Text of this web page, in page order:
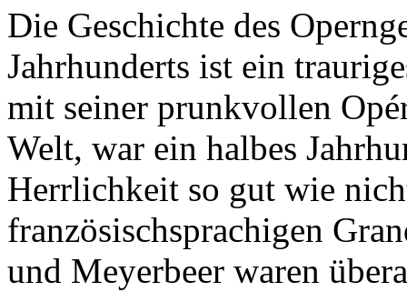
Die Geschichte des
Jahrhunderts ist ein
mit seiner prunkvollen
Welt, war ein halbes
Herrlichkeit so gut wie
französischsprachigen
und Meyerbeer waren